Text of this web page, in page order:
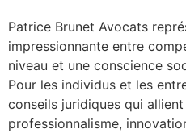
Patrice Brunet Avocats
impressionnante entre
niveau et une conscience
Pour les individus et les
conseils juridiques qui
professionnalisme,